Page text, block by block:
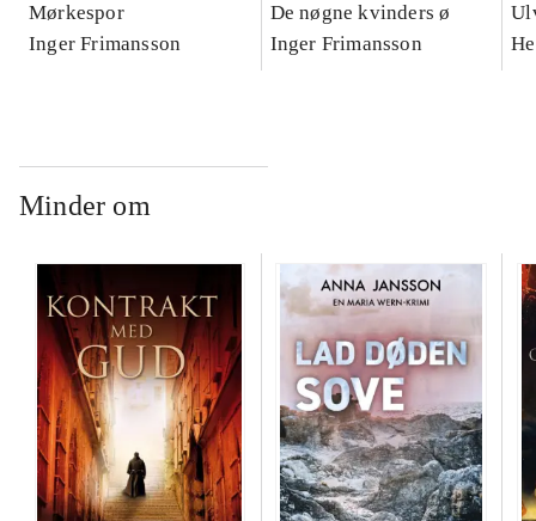
Mørkespor
Inger Frimansson
De nøgne kvinders ø
Inger Frimansson
Minder om